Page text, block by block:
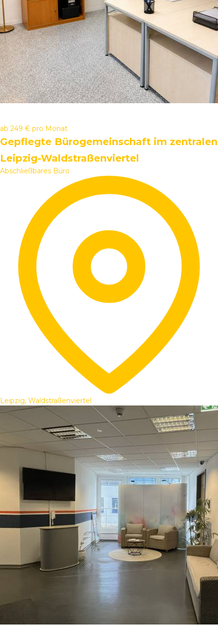
ab 249 € pro Monat
Gepflegte Bürogemeinschaft im zentralen
Leipzig-Waldstraßenviertel
Abschließbares Büro
Leipzig, Waldstraßenviertel